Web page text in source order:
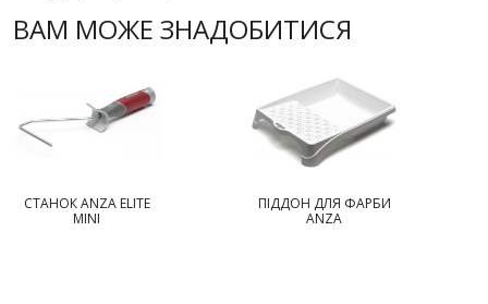
ВАМ МОЖЕ ЗНАДОБИТИСЯ
СТАНОК ANZA ELITE
MINI
ПІДДОН ДЛЯ ФАРБИ
ANZA